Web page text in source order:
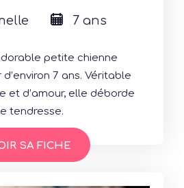
7 ans
petite chienne
7 ans. Véritable
et d’amour, elle déborde
tendresse.
SA FICHE